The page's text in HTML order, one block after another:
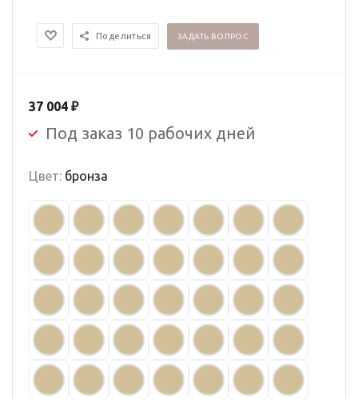
Поделиться ЗАДАТЬ ВОПРОС
Цвет: бронза
37 004 ₽
Под заказ 10 рабочих дней